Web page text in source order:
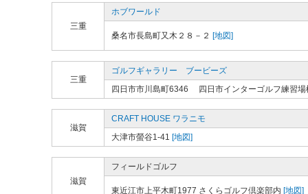
三重
ホブワールド
桑名市長島町又木２８－２ [地図]
三重
ゴルフギャラリー ブービーズ
四日市市川島町6346 四日市インターゴルフ練習場
滋賀
CRAFT HOUSE ワラニモ
大津市螢谷1-41 [地図]
滋賀
フィールドゴルフ
東近江市上平木町1977 さくらゴルフ倶楽部内 [地図]